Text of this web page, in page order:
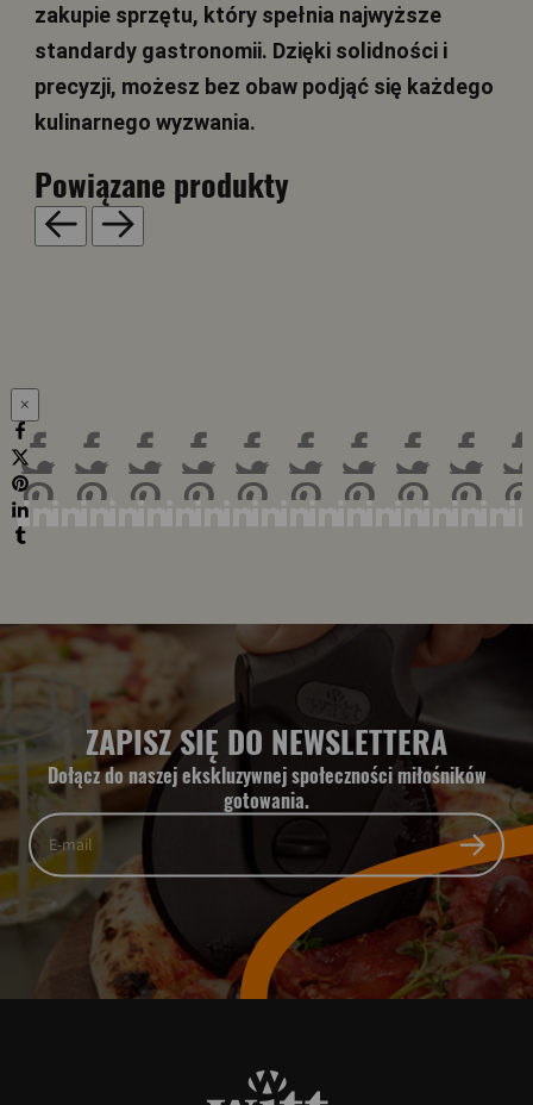
zakupie sprzętu, który spełnia najwyższe
standardy gastronomii. Dzięki solidności i
precyzji, możesz bez obaw podjąć się każdego
kulinarnego wyzwania.
Powiązane produkty
×
ZAPISZ SIĘ DO NEWSLETTERA
Dołącz do naszej ekskluzywnej społeczności miłośników
gotowania.